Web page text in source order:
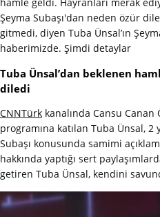
Şeyma Subaşı'dan neden özür
gitmedi, diyen Tuba Ünsal’ın
haberimizde. Şimdi detaylar
Tuba Ünsal’dan beklenen
diledi
CNNTürk kanalında Cansu
programına katılan Tuba Ünsal, 2
Subaşı konusunda samimi
hakkında yaptığı sert
getiren Tuba Ünsal, kendini